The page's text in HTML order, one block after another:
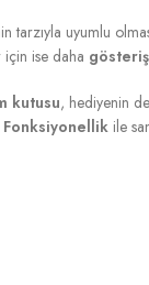
tarzıyla uyumlu
ise daha
kutusu, hediyenin
Fonksiyonellik ile